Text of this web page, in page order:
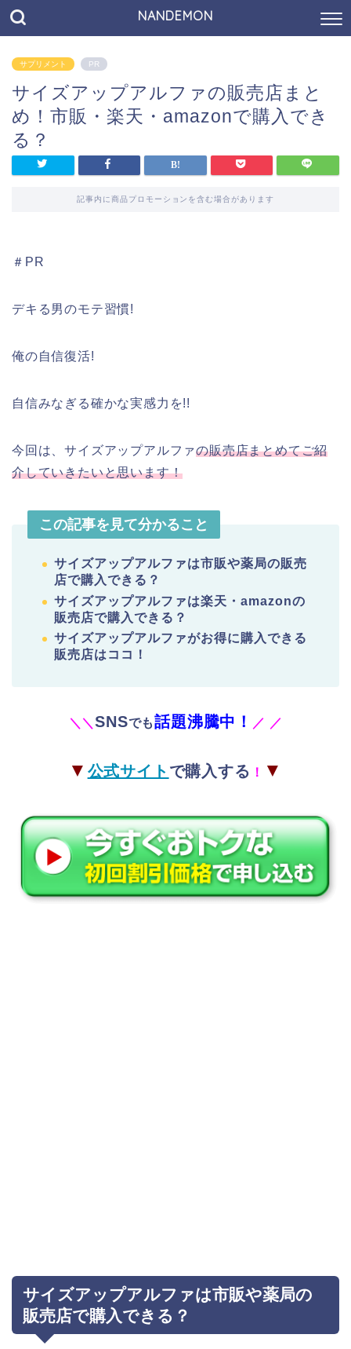
NANDEMON
サプリメント PR
サイズアップアルファの販売店まと
め！市販・楽天・amazonで購入でき
る？
記事内に商品プロモーションを含む場合があります
＃PR
デキる男のモテ習慣!
俺の自信復活!
自信みなぎる確かな実感力を!!
今回は、サイズアップアルファの販売店まとめてご紹
介していきたいと思います！
この記事を見て分かること
サイズアップアルファは市販や薬局の販売
店で購入できる？
サイズアップアルファは楽天・amazonの
販売店で購入できる？
サイズアップアルファがお得に購入できる
販売店はココ！
＼ ＼SNSでも話題沸騰中！ ／ ／
▼ 公式サイト で購入する ！ ▼
サイズアップアルファは市販や薬局の
販売店で購入できる？